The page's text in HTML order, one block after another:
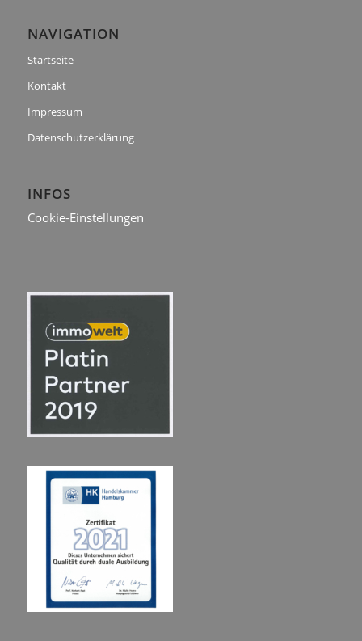
NAVIGATION
Startseite
Kontakt
Impressum
Datenschutzerklärung
INFOS
Cookie-Einstellungen